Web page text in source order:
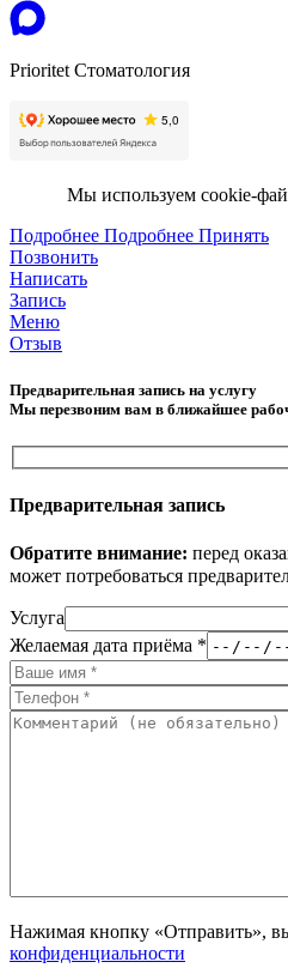
Prioritet Стоматология
Мы используем cookie-
Подробнее Подробнее Принять
Позвонить
Написать
Запись
Меню
Отзыв
Предварительная запись на услугу
Мы перезвоним вам в ближайшее
Предварительная запись
Обратите внимание: перед
может потребоваться
Услуга
Желаемая дата приёма *
Нажимая кнопку «Отправить»,
конфиденциальности